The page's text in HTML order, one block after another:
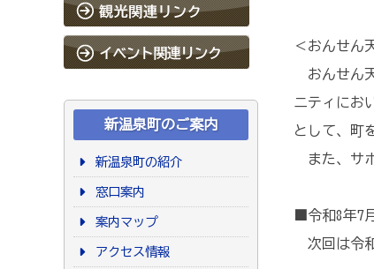
新温泉町のご案内
新温泉町の紹介
窓口案内
案内マップ
アクセス情報
＜おんせん
おんせん
ニティにお
として、町
また、サ
■令和8年7
次回は令